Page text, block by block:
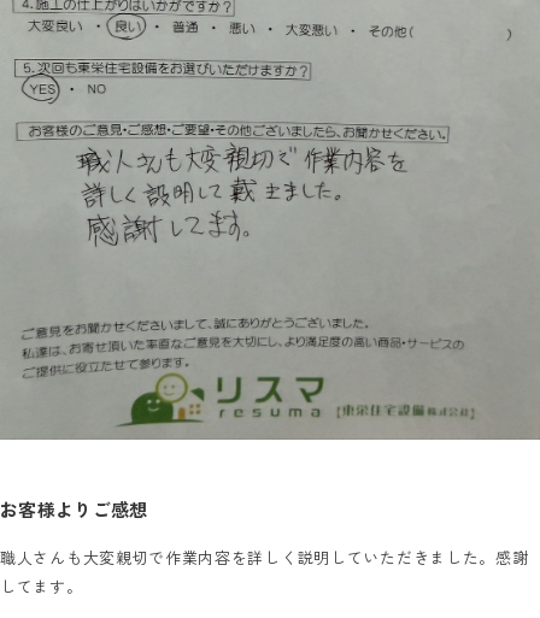
お客様よりご感想
職人さんも大変親切で作業内容を詳しく説明していただきました。感謝
してます。